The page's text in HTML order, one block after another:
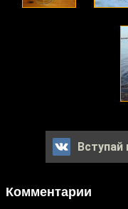
Вступай
Комментарии